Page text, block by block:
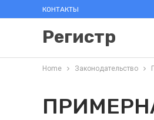
КОНТАКТЫ
Регистр
Home Законодательство